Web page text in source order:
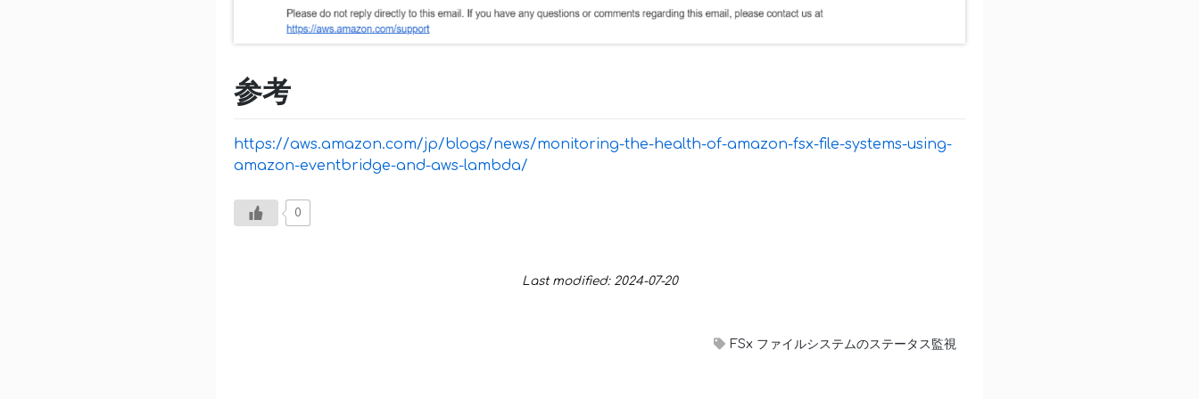
参考
https://aws.amazon.com/jp/blogs/news/monitoring-the-health-of-amazon-fsx-file-systems-using-
amazon-eventbridge-and-aws-lambda/
0
Last modified: 2024-07-20
FSx ファイルシステムのステータス監視